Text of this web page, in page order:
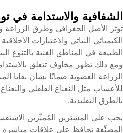
الشفافية والاستدامة في
تؤثر الأصل الجغرافي وطرق الزراعة
الكيميائي النباتي والاعتبارات
الطبيعة في المناطق الغنية بالتنوع
ومع ذلك تظهر مخاوف تتعلق
الزراعة العضوية ضمانًا بشأن بقايا
للأعشاب مثل النعناع الفلفلي والنعناع
بالطرق التقليدية.
يجب على المشترين المُميِّزين
المصنِّعة تحافظ على علاقات مباشرة